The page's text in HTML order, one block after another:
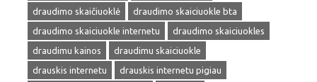
draudimo skaičiuoklė
draudimo skaiciuokle bta
draudimo skaiciuokle internetu
draudimo skaiciuokles
draudimu kainos
draudimu skaiciuokle
drauskis internetu
drauskis internetu pigiau